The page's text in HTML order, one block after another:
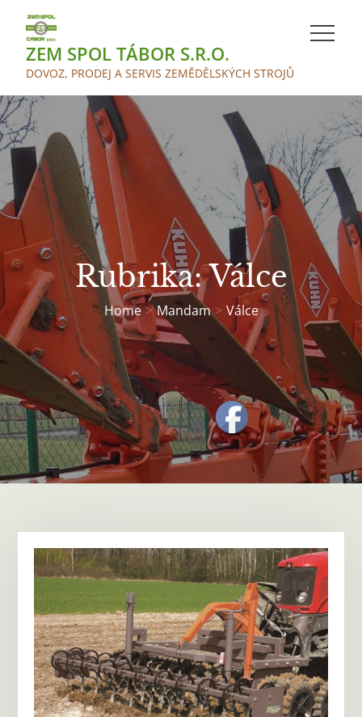
contentZEM SPOL TÁBOR S.R.O.
DOVOZ, PRODEJ A SERVIS ZEMĚDĚLSKÝCH STROJŮ
Rubrika:Válce
Home Mandam Válce